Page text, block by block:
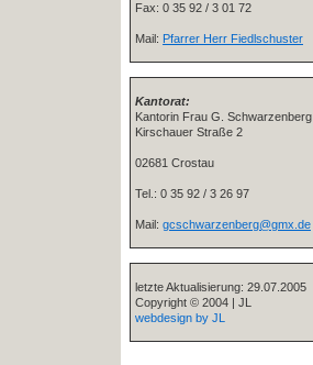
Fax: 0 35 92 / 3 01 72
Mail: Pfarrer Herr Fiedlschuster
Kantorat:
Kantorin Frau G. Schwarzenberg
Kirschauer Straße 2
02681 Crostau
Tel.: 0 35 92 / 3 26 97
Mail: gcschwarzenberg@gmx.de
letzte Aktualisierung: 29.07.2005
Copyright © 2004 | JL
webdesign by JL